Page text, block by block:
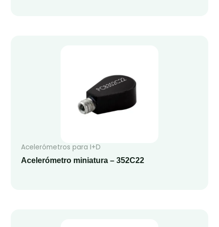
Acelerómetros para I+D
Acelerómetro miniatura – 352C22